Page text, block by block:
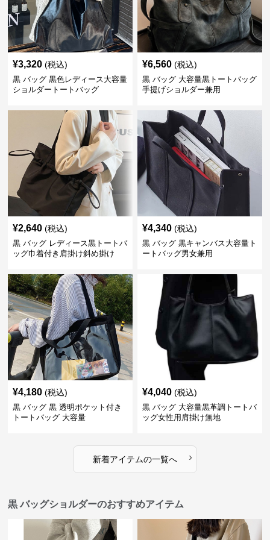
¥3,320 (税込)
黒 バッグ 黒色レディース大容量
ショルダートートバッグ
¥6,560 (税込)
黒 バッグ 大容量黒トートバッグ
手提げショルダー兼用
¥2,640 (税込)
黒 バッグ レディース黒トートバ
ッグ巾着付き肩掛け斜め掛け
¥4,340 (税込)
黒 バッグ 黒キャンバス大容量ト
ートバッグ男女兼用
¥4,180 (税込)
黒 バッグ 黒 透明ポケット付き
トートバッグ 大容量
¥4,040 (税込)
黒 バッグ 大容量黒革調トートバ
ッグ女性用肩掛け無地
新着アイテムの一覧へ ›
黒 バッグショルダーのおすすめアイテム